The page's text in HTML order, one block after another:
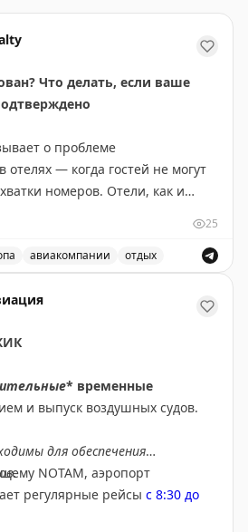
Что делать, если ваше
о проблеме
— когда гостей не могут
номеров. Отели, как и
причины: гости остаются
технические проблемы,
или непредвиденные
избежать проблемы,
напрямую на сайте
опоздании, присоединиться к
вас всё же «выселили»,
сравнимый номер в
Hilton) имеют собственные
часто более щедрые для
При возникновении
настойчиво ссылайтесь на
25
авиакомпании отдых
* временные
и выпуск воздушных судов.
для обеспечения
NOTAM, аэропорт
регулярные рейсы с 8:30 до